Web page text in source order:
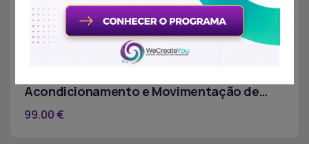
HIGIENE E SAÚDE NO TRABALHO
Acondicionamento e Movimentação de
Cargas
99.00€